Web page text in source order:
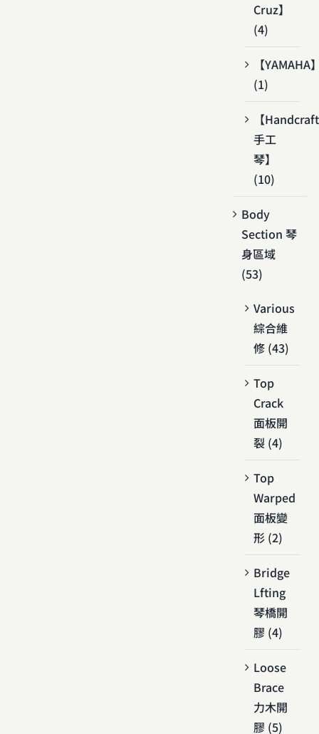
Cruz】
(4)
【YAMAHA
(1)
【Handcraft
手工
琴】
(10)
Body
Section 琴
身區域
(53)
Various
綜合維
修 (43)
Top
Crack
面板開
裂 (4)
Top
Warped
面板變
形 (2)
Bridge
Lfting
琴橋開
膠 (4)
Loose
Brace
力木開
膠 (5)